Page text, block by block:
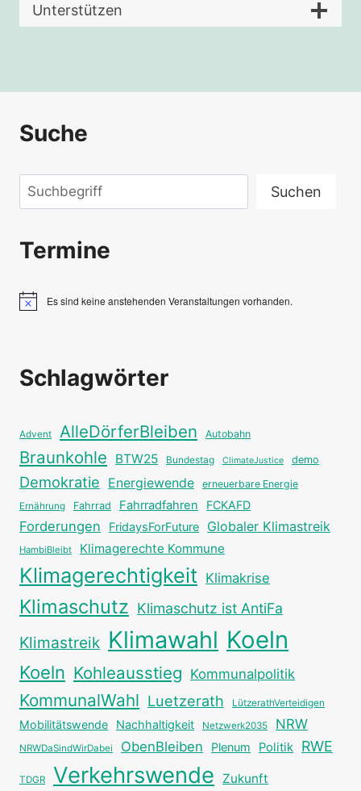
Unterstützen
Suche
Suchen Suchen
Termine
HinweisEs sind keine anstehenden Veranstaltungen vorhanden.
Schlagwörter
Advent AlleDörferBleiben Autobahn
Braunkohle BTW25 Bundestag ClimateJustice demo
Demokratie Energiewende erneuerbare Energie
Ernährung Fahrrad Fahrradfahren FCKAFD
Forderungen FridaysForFuture Globaler Klimastreik
HambiBleibt Klimagerechte Kommune
Klimagerechtigkeit Klimakrise
Klimaschutz Klimaschutz ist AntiFa
Klimastreik Klimawahl Koeln
Koeln Kohleausstieg Kommunalpolitik
KommunalWahl Luetzerath LützerathVerteidigen
Mobilitätswende Nachhaltigkeit Netzwerk2035 NRW
NRWDaSindWirDabei ObenBleiben Plenum Politik RWE
TDGR Verkehrswende Zukunft